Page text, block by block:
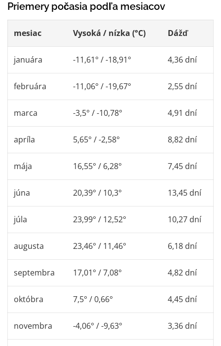
Priemery počasia podľa mesiacov
mesiac Vysoká / nízka (°C) Dážď
januára -11,61° / -18,91° 4,36 dní
februára -11,06° / -19,67° 2,55 dní
marca -3,5° / -10,78° 4,91 dní
apríla 5,65° / -2,58° 8,82 dní
mája 16,55° / 6,28° 7,45 dní
júna 20,39° / 10,3° 13,45 dní
júla 23,99° / 12,52° 10,27 dní
augusta 23,46° / 11,46° 6,18 dní
septembra 17,01° / 7,08° 4,82 dní
októbra 7,5° / 0,66° 4,45 dní
novembra -4,06° / -9,63° 3,36 dní